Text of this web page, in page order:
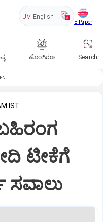
UV English
E-Paper
ಹೊಂಗಿರಣ Search
IST
ಟೀಕೆಗೆ
ಸವಾಲು